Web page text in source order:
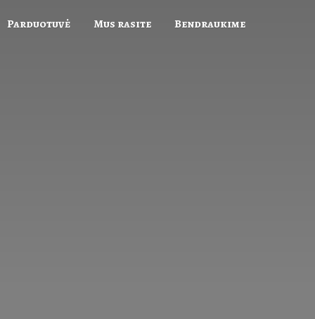
Parduotuvė Mus rasite Bendraukime